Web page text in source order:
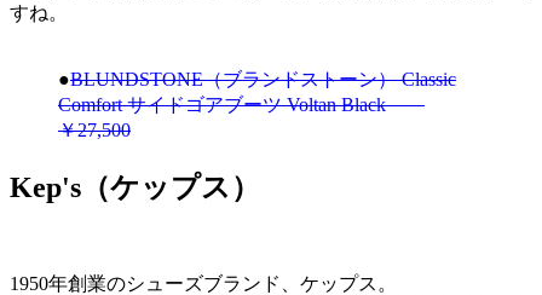
すね。
●BLUNDSTONE（ブランドストーン） Classic
Comfort サイドゴアブーツ Voltan Black
￥27,500
Kep's（ケップス）
1950年創業のシューズブランド、ケップス。